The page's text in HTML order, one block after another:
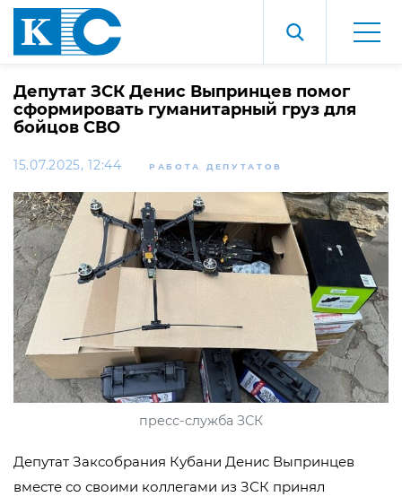
Депутат ЗСК Денис Выпринцев помог
сформировать гуманитарный груз для
бойцов СВО
15.07.2025, 12:44 РАБОТА ДЕПУТАТОВ
пресс-служба ЗСК
Депутат Заксобрания Кубани Денис Выпринцев
вместе со своими коллегами из ЗСК принял